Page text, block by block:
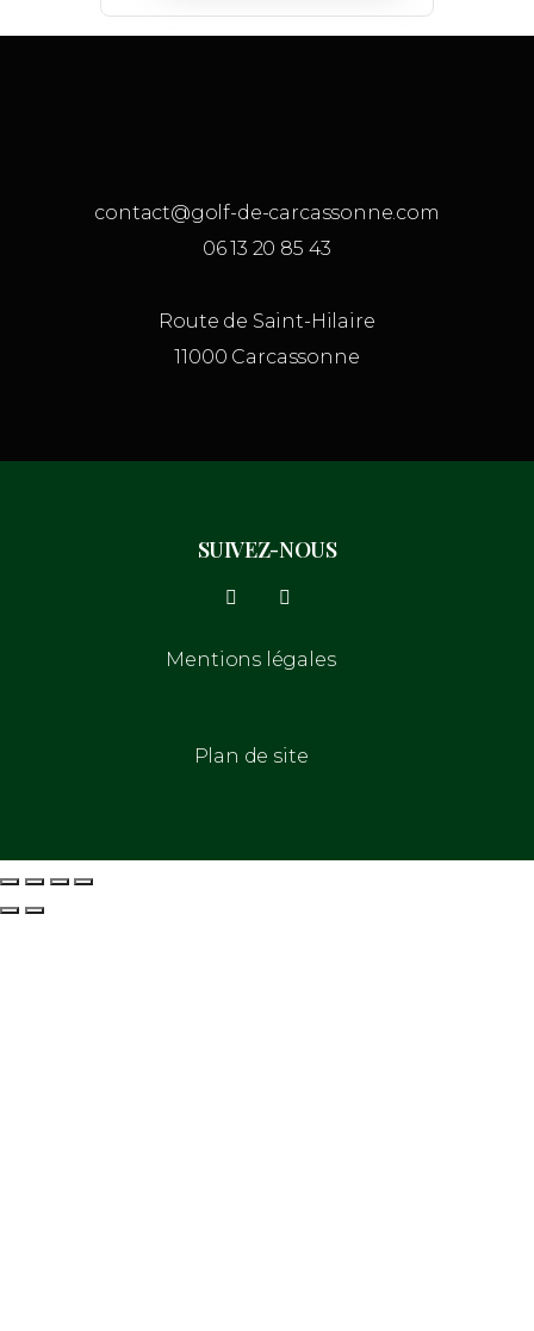
contact@golf-de-carcassonne.com
06 13 20 85 43
Route de Saint-Hilaire
11000 Carcassonne
SUIVEZ-NOUS
Mentions légales
Plan de site